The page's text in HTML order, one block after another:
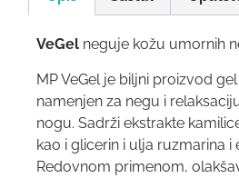
VeGel neguje kožu umornih
MP VeGel je biljni proizvod
namenjen za negu i
nogu. Sadrži ekstrakte
kao i glicerin i ulja ruzmarina i
Redovnom primenom,